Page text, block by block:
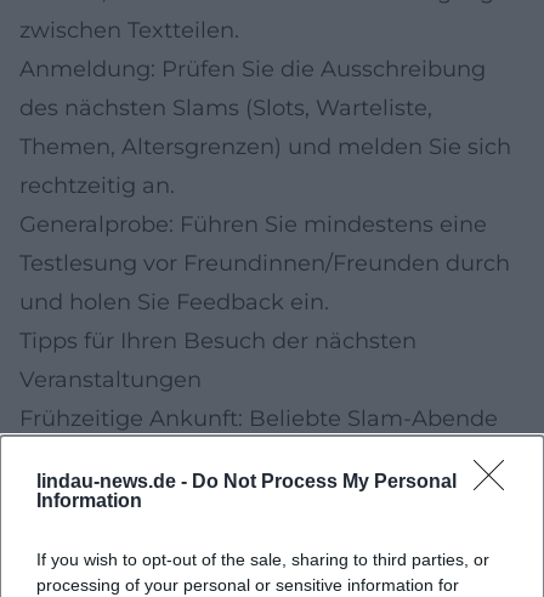
lindau-news.de - Do Not Process My Personal
Information
If you wish to opt-out of the sale, sharing to third parties, or
processing of your personal or sensitive information for
zwischen Textteilen.
Anmeldung: Prüfen Sie die Ausschreibung
des nächsten Slams (Slots, Warteliste,
Themen, Altersgrenzen) und melden Sie sich
rechtzeitig an.
Generalprobe: Führen Sie mindestens eine
Testlesung vor Freundinnen/Freunden durch
und holen Sie Feedback ein.
Tipps für Ihren Besuch der nächsten
Veranstaltungen
Frühzeitige Ankunft: Beliebte Slam-Abende
füllen sich schnell; frühes Erscheinen erhöht
die Platzwahl.
Vorverkauf oder Abendkasse vorgesehen ist